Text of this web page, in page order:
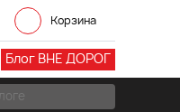
Корзина
Блог ВНЕ ДОРОГ